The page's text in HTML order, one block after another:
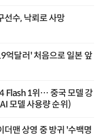
수, 낙뢰로 사망
억달러' 처음으로 일본 앞
Flash 1위… 중국 모델 강
모델 사용량 순위)
맨 상영 중 방귀 '수백명